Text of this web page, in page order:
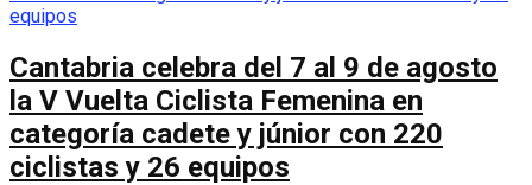
Cantabria celebra del 7 al 9 de agosto
la V Vuelta Ciclista Femenina en
categoría cadete y júnior con 220
ciclistas y 26 equipos